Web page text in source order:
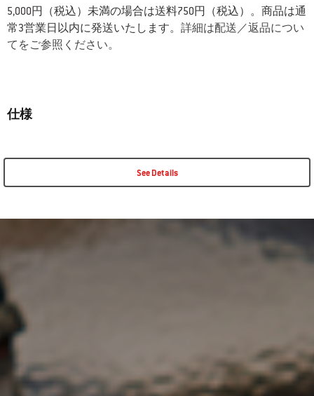
5,000円（税込）未満の場合は送料750円（税込）。商品は通
常3営業日以内に発送いたします。 詳細は配送／返品につい
てをご参照ください。
仕様
See Details